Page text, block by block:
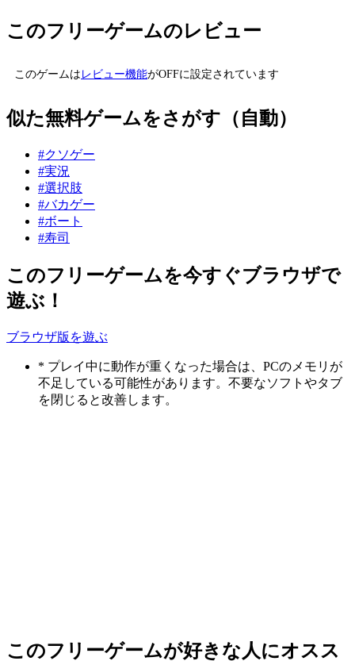
このフリーゲームのレビュー
このゲームは レビュー機能がOFFに設定されています
似た無料ゲームをさがす（自動）
#クソゲー
#実況
#選択肢
#バカゲー
#ボート
#寿司
このフリーゲームを今すぐブラウザで
遊ぶ！
ブラウザ版を遊ぶ
* プレイ中に動作が重くなった場合は、PCのメモリが
不足している可能性があります。不要なソフトやタブ
を閉じると改善します。
このフリーゲームが好きな人にオスス